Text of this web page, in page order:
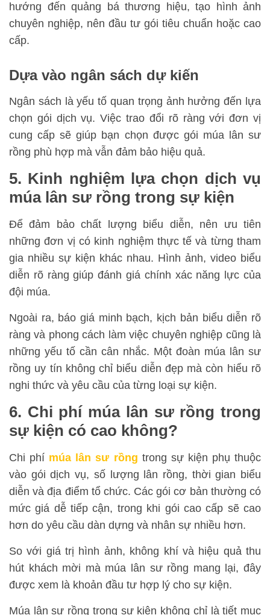
hướng đến quảng bá thương hiệu, tạo hình ảnh
chuyên nghiệp, nên đầu tư gói tiêu chuẩn hoặc cao
cấp.
Dựa vào ngân sách dự kiến
Ngân sách là yếu tố quan trọng ảnh hưởng đến lựa
chọn gói dịch vụ. Việc trao đổi rõ ràng với đơn vị
cung cấp sẽ giúp bạn chọn được gói múa lân sư
rồng phù hợp mà vẫn đảm bảo hiệu quả.
5. Kinh nghiệm lựa chọn dịch vụ
múa lân sư rồng trong sự kiện
Để đảm bảo chất lượng biểu diễn, nên ưu tiên
những đơn vị có kinh nghiệm thực tế và từng tham
gia nhiều sự kiện khác nhau. Hình ảnh, video biểu
diễn rõ ràng giúp đánh giá chính xác năng lực của
đội múa.
Ngoài ra, báo giá minh bạch, kịch bản biểu diễn rõ
ràng và phong cách làm việc chuyên nghiệp cũng là
những yếu tố cần cân nhắc. Một đoàn múa lân sư
rồng uy tín không chỉ biểu diễn đẹp mà còn hiểu rõ
nghi thức và yêu cầu của từng loại sự kiện.
6. Chi phí múa lân sư rồng trong
sự kiện có cao không?
Chi phí múa lân sư rồng trong sự kiện phụ thuộc
vào gói dịch vụ, số lượng lân rồng, thời gian biểu
diễn và địa điểm tổ chức. Các gói cơ bản thường có
mức giá dễ tiếp cận, trong khi gói cao cấp sẽ cao
hơn do yêu cầu dàn dựng và nhân sự nhiều hơn.
So với giá trị hình ảnh, không khí và hiệu quả thu
hút khách mời mà múa lân sư rồng mang lại, đây
được xem là khoản đầu tư hợp lý cho sự kiện.
Múa lân sư rồng trong sự kiện không chỉ là tiết mục